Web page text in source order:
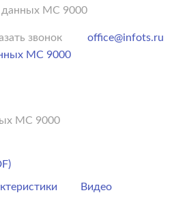
данных MC 9000
звонок office@infots.ru
MC 9000
Видео